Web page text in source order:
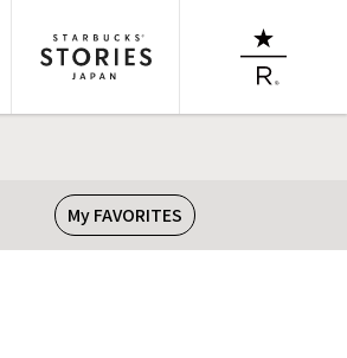
My FAVORITES